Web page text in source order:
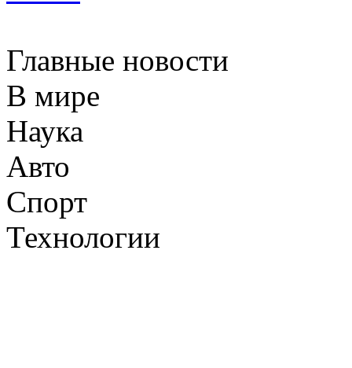
Главные новости
В мире
Наука
Авто
Спорт
Технологии